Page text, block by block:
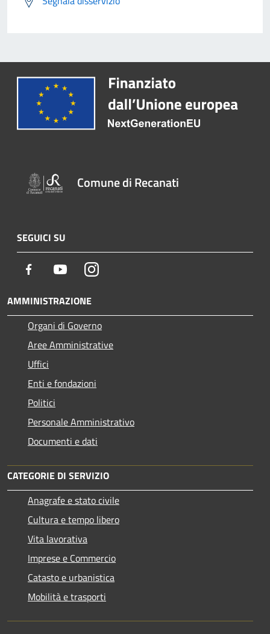
Comune di Recanati
SEGUICI SU
Facebook YoutubeInstagram
AMMINISTRAZIONE
Organi di Governo
Aree Amministrative
Uffici
Enti e fondazioni
Politici
Personale Amministrativo
Documenti e dati
CATEGORIE DI SERVIZIO
Anagrafe e stato civile
Cultura e tempo libero
Vita lavorativa
Imprese e Commercio
Catasto e urbanistica
Mobilità e trasporti